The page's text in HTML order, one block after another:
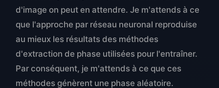
d'image on peut en attendre. Je m'attends à ce
que l'approche par réseau neuronal reproduise
au mieux les résultats des méthodes
d'extraction de phase utilisées pour l'entraîner.
Par conséquent, je m'attends à ce que ces
méthodes génèrent une phase aléatoire.